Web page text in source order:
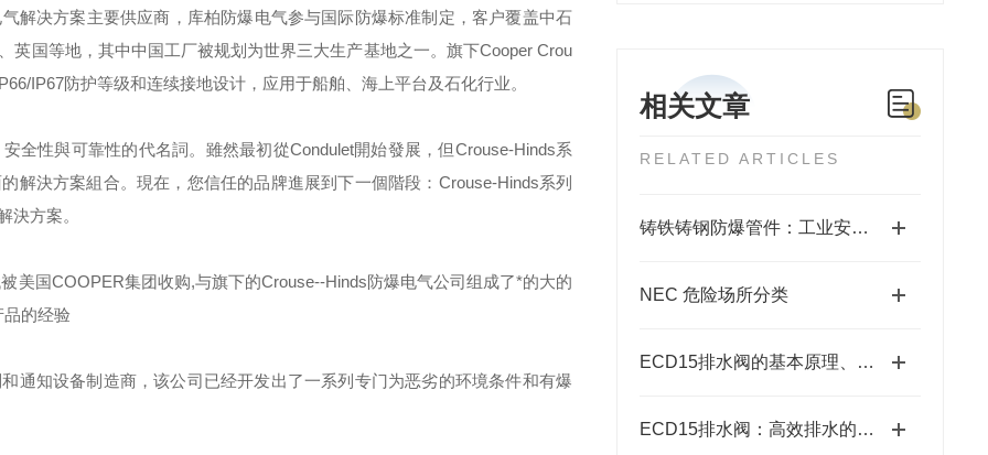
相关文章
RELATED ARTICLES
铸铁铸钢防爆管件：工业安全的坚固防线
NEC 危险场所分类
ECD15排水阀的基本原理、类型和使用方法说明
ECD15排水阀：高效排水的理想之选
解决方案主要供应商，库柏防爆电气参与国际防爆标准制定，客户覆盖中石
英国等地，其中中国工厂被规划为世界三大生产基地之一。旗下Cooper Crou
IP67防护等级和连续接地设计，应用于船舶、海上平台及石化行业。
全性與可靠性的代名詞。雖然最初從Condulet開始發展，但Crouse-Hinds系
解決方案組合。現在，您信任的品牌進展到下一個階段： Crouse-Hinds系列
決方案。
美国COOPER集团收购,与旗下的Crouse--Hinds防爆电气公司组成了*的大的
的经验
通知设备制造商，该公司已经开发出了一系列专门为恶劣的环境条件和有爆